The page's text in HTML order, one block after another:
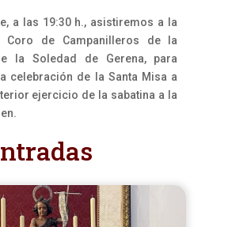
a las 19:30 h., asistiremos a la
Coro de Campanilleros de la
la Soledad de Gerena, para
celebración de la Santa Misa a
ejercicio de la sabatina a la